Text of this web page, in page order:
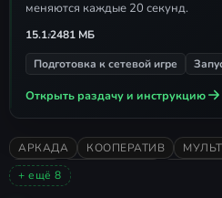
меняются каждые 20 секунд.
15.1.2481 МБ
Подготовка к сетевой игре
Открыть раздачу и инструкцию
АРКАДА КООПЕРАТИВ
ИНДИ
+ ещё 8